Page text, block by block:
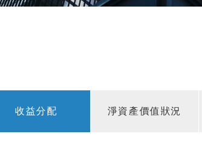
收益分配 淨資產價值狀況